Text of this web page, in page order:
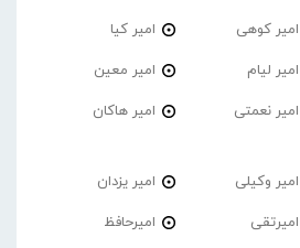
امیر کوهی امیر کیا
امیر لیام امیر معین
امیر نعمتی امیر هاکان
امیر وکیلی امیر یزدان
امیرتقی امیرحافظ